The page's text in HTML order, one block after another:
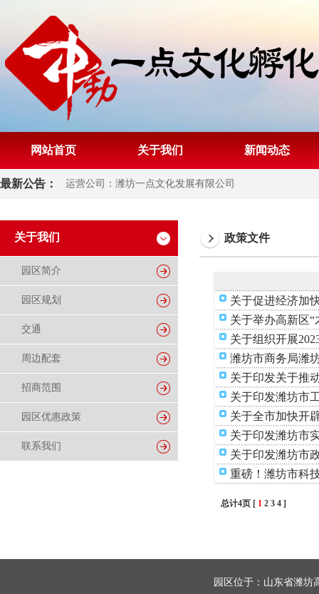
网站首页 关于我们 新闻动态
最新公告： 运营公司：潍坊一点文化发展有限公司
关于我们
园区简介
园区规划
交通
周边配套
招商范围
园区优惠政策
联系我们
政策文件
关于促进经济加
关于举办高新区
关于组织开展
潍坊市商务局潍
关于印发关于推
关于印发潍坊市
关于全市加快开
关于印发潍坊市
关于印发潍坊市
重磅！潍坊市科
总计4页 [ 1 2 3 4 ]
园区位于：山东省潍